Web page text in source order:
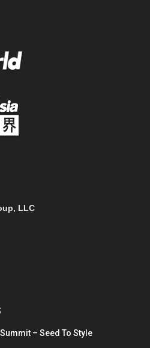
LLC
– Seed To Style